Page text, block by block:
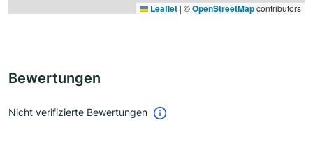
Leaflet | ©OpenStreetMapcontributors
Bewertungen
Nicht verifizierte Bewertungen